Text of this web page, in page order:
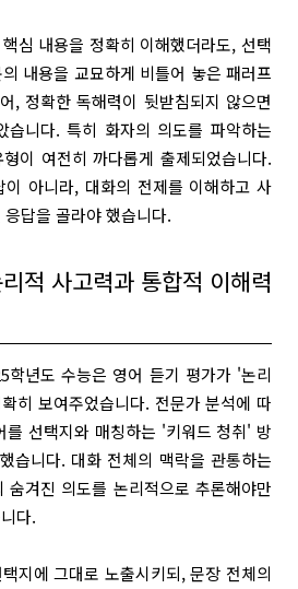
심 내용을 정확히 이해했더라도, 선택
내용을 교묘하게 비틀어 놓은 패러프
, 정확한 독해력이 뒷받침되지 않으면
습니다. 특히 화자의 의도를 파악하는
이 여전히 까다롭게 출제되었습니다.
이 아니라, 대화의 전제를 이해하고 사
답을 골라야 했습니다.
적 사고력과 통합적 이해력
학년도 수능은 영어 듣기 평가가 '논리
히 보여주었습니다. 전문가 분석에 따
를 선택지와 매칭하는 '키워드 청취' 방
습니다. 대화 전체의 맥락을 관통하는
숨겨진 의도를 논리적으로 추론해야만
다.
지에 그대로 노출시키되, 문장 전체의